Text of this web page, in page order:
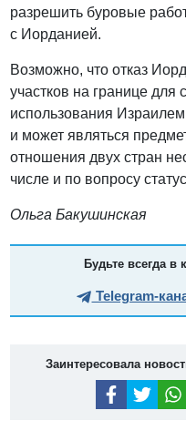
разрешить буровые
с Иорданией.
Возможно, что отказ
участков на границе для
использования
и может являться
отношения двух стран
числе и по вопросу
Ольга Бакушинская
Будьте всегда в
Telegram-
Заинтересовала